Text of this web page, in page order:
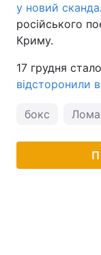
у новий
російського
Криму.
17 грудня
відсторонили
бокс